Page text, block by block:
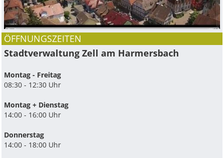
ÖFFNUNGSZEITEN
Stadtverwaltung Zell am Harmersbach
Montag - Freitag
08:30 - 12:30 Uhr
Montag + Dienstag
14:00 - 16:00 Uhr
Donnerstag
14:00 - 18:00 Uhr